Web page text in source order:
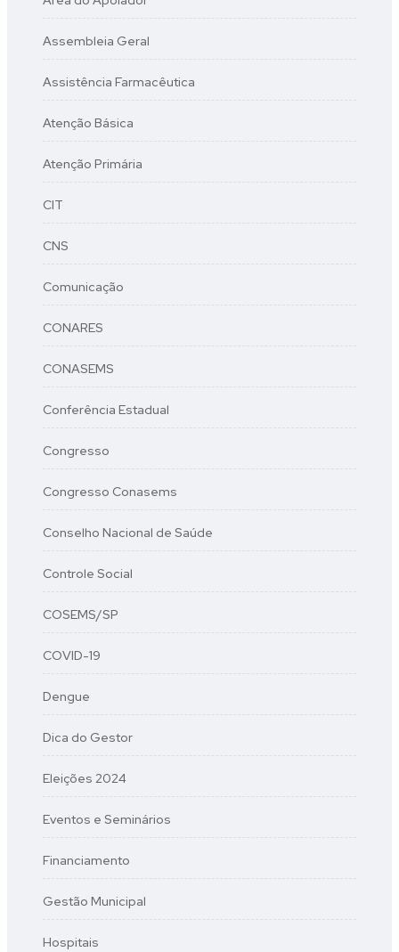
Assembleia Geral
Assistência Farmacêutica
Atenção Básica
Atenção Primária
CIT
CNS
Comunicação
CONARES
CONASEMS
Conferência Estadual
Congresso
Congresso Conasems
Conselho Nacional de Saúde
Controle Social
COSEMS/SP
COVID-19
Dengue
Dica do Gestor
Eleições 2024
Eventos e Seminários
Financiamento
Gestão Municipal
Hospitais